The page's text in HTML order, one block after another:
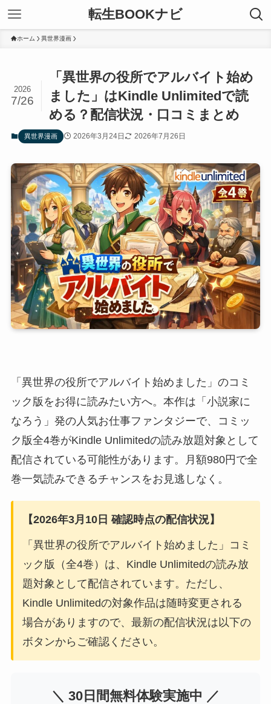
転生BOOKナビ
ホーム 異世界漫画
「異世界の役所でアルバイト始め
ました」はKindle Unlimitedで読
める？配信状況・口コミまとめ
2026
7/26
異世界漫画 2026年3月24日 2026年7月26日
「異世界の役所でアルバイト始めました」のコミ
ック版をお得に読みたい方へ。本作は「小説家に
なろう」発の人気お仕事ファンタジーで、コミッ
ク版全4巻がKindle Unlimitedの読み放題対象として
配信されている可能性があります。月額980円で全
巻一気読みできるチャンスをお見逃しなく。
【2026年3月10日 確認時点の配信状況】
「異世界の役所でアルバイト始めました」コミ
ック版（全4巻）は、Kindle Unlimitedの読み放
題対象として配信されています。ただし、
Kindle Unlimitedの対象作品は随時変更される
場合がありますので、最新の配信状況は以下の
ボタンからご確認ください。
＼ 30日間無料体験実施中 ／